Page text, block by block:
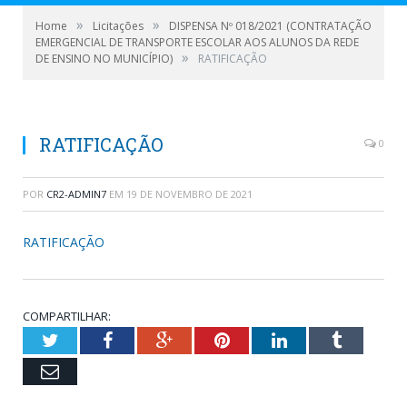
Home » Licitações »
DISPENSA Nº 018/2021 (CONTRATAÇÃO
EMERGENCIAL DE TRANSPORTE ESCOLAR AOS ALUNOS DA REDE
DE ENSINO NO MUNICÍPIO) » RATIFICAÇÃO
RATIFICAÇÃO 0
POR CR2-ADMIN7 EM 19 DE NOVEMBRO DE 2021
RATIFICAÇÃO
COMPARTILHAR:
TwitterFacebookGoogle+PinterestLinkedInTumblr
Email